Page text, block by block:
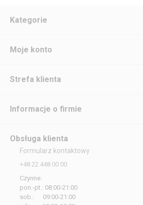
Kategorie
Moje konto
Strefa klienta
Informacje o firmie
Obsługa klienta
Formularz kontaktowy
+48 22 448 00 00
Czynne:
pon.-pt.: 08:00-21:00
sob.: 09:00-21:00